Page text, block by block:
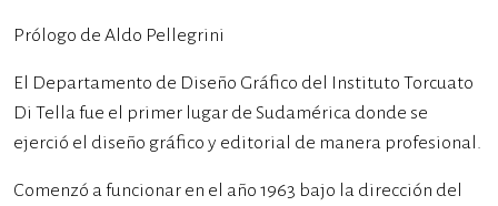
Prólogo de Aldo Pellegrini
El Departamento de Diseño Gráfico del Instituto Torcuato
Di Tella fue el primer lugar de Sudamérica donde se
ejerció el diseño gráfico y editorial de manera profesional.
Comenzó a funcionar en el año 1963 bajo la dirección del